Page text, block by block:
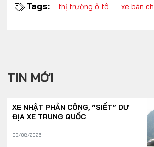
Tags: thị trường ô tô xe bán
TIN MỚI
XE NHẬT PHẢN CÔNG, “SIẾT” DƯ
ĐỊA XE TRUNG QUỐC
03/08/2026